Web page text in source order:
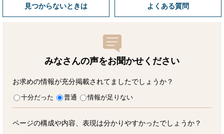
見つからないときは よくある質問
みなさんの声をお聞かせ ください
お求めの情報が充分掲載されてましたでしょうか？
十分だった 普通 情報が足りない
ページの構成や内容、表現は分かりやすかったでしょうか？